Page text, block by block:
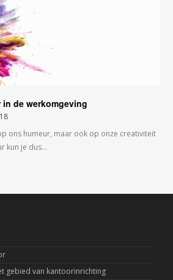
de werkomgeving
ons humeur, maar ook op onze creativiteit
kun je dus…
gebied van kantoorinrichting